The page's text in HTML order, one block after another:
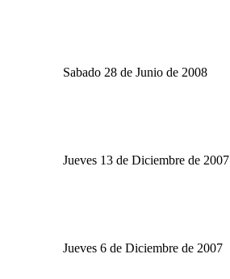
Sabado 28 de Junio de 2008
Jueves 13 de Diciembre de 2007
Jueves 6 de Diciembre de 2007